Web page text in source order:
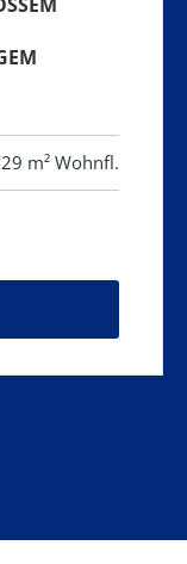
E
m² Wohnfl.